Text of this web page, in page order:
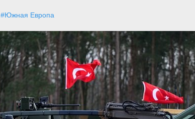
#Южная Европа